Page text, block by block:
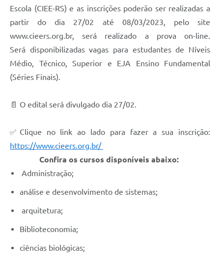
Escola (CIEE-RS) e as inscrições poderão ser realizadas a
partir do dia 27/02 até 08/03/2023, pelo site
www.cieers.org.br, será realizado a prova on-line.
Será disponibilizadas vagas para estudantes de Níveis
Médio, Técnico, Superior e EJA Ensino Fundamental
(Séries Finais).
📄 O edital será divulgado dia 27/02.
✅Clique no link ao lado para fazer a sua inscrição:
https://www.cieers.org.br/
Confira os cursos disponíveis abaixo:
Administração;
análise e desenvolvimento de sistemas;
arquitetura;
Biblioteconomia;
ciências biológicas;